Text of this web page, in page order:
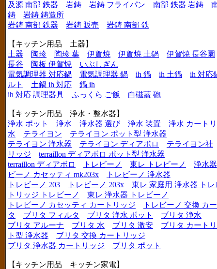
及源 南部 鉄器
岩鋳 岩鋳 フライパン 南部 鉄器 岩鋳
鋳
岩鋳 鋳造所
岩鋳 南部 鉄器
岩鋳 販売 岩鋳 南部 鉄
【キッチン用品 土器】
土器
陶珍 陶珍 葉 伊賀焼 伊賀焼 土鍋
伊賀焼 長谷園
長谷
陶板 伊賀焼
いぶしぎん
電気調理器 対応鍋
電気調理器 鍋 ih 鍋 ih 土鍋
ih 対応
ルト
土鍋 ih 対応
鍋 ih
ih 対応 調理器具
ふっくら ご飯 白磁蓋 砲
【キッチン用品 浄水・整水器】
浄水 ポット
浄水 浄水器 選び 浄水 装置
浄水 カート
水
テライヨン
テライヨン ポット型 浄水器
テライヨン 浄水器
テライヨン ディアボロ
テライヨン社
リッジ
terraillon ディアボロ ポット型 浄水器
terraillon ディアボロ
トレビーノ 東レ トレビーノ
浄水
ビーノ カセッティ mk203x
トレビーノ 浄水器
トレビーノ 203
トレビーノ 203x
東レ 家庭用 浄水器 トレ
トリッジ トレビーノ
東レ 浄水器 トレビーノ
トレビーノ カセッティ カートリッジ
トレビーノ 交換 カ
タ
ブリタ フィルタ ブリタ 浄水 ポット
ブリタ 浄水
ブリタ アルーナ
ブリタ 水 ブリタ 激安
ブリタ カート
ト型 浄水器
ブリタ 交換 カートリッジ
ブリタ 浄水器 カートリッジ
ブリタ ポット
【キッチン用品 キッチン家電】